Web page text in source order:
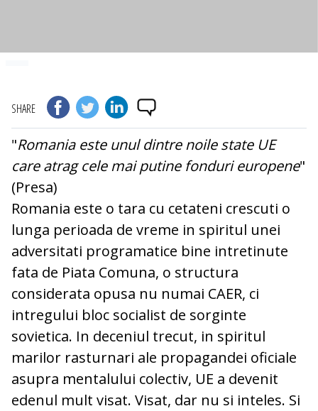
SHARE
"Romania este unul dintre noile state UE
care atrag cele mai putine fonduri europene"
(Presa)
Romania este o tara cu cetateni crescuti o
lunga perioada de vreme in spiritul unei
adversitati programatice bine intretinute
fata de Piata Comuna, o structura
considerata opusa nu numai CAER, ci
intregului bloc socialist de sorginte
sovietica. In deceniul trecut, in spiritul
marilor rasturnari ale propagandei oficiale
asupra mentalului colectiv, UE a devenit
edenul mult visat. Visat, dar nu si inteles. Si